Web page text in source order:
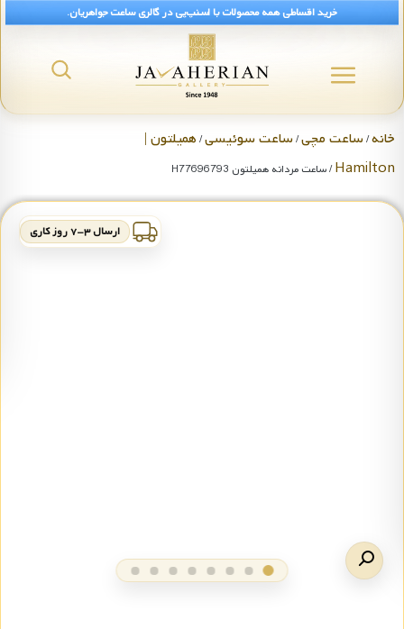
خرید اقساطی همه محصولات با اسنپ‌پی در گالری ساعت جواهریان.
خانه/ساعت مچی/ساعت سوئیسی/ همیلتون |
Hamilton/ ساعت مردانه همیلتون H77696793
ارسال ۳-۷ روز کاری